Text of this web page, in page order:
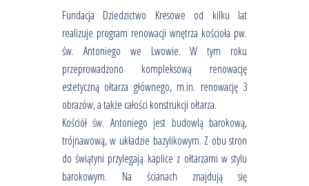
Fundacja Dziedzictwo Kresowe od kilku lat
realizuje program renowacji wnętrza kościoła pw.
św. Antoniego we Lwowie. W tym roku
przeprowadzono kompleksową renowację
estetyczną ołtarza głównego, m.in. renowację 3
obrazów, a także całości konstrukcji ołtarza.
Kościół św. Antoniego jest budowlą barokową,
trójnawową, w układzie bazylikowym. Z obu stron
do świątyni przylegają kaplice z ołtarzami w stylu
barokowym. Na ścianach znajdują się